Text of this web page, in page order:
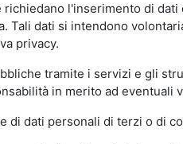
l'inserimento di
Tali dati si intendono
privacy.
tramite i servizi e gli
in merito ad eventuali
dati personali di terzi o di